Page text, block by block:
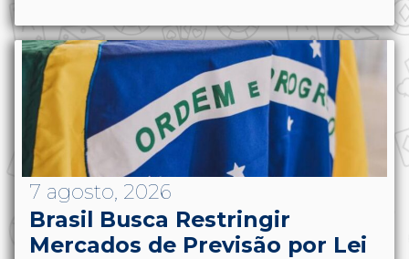
7 agosto, 2026
Brasil Busca Restringir
Mercados de Previsão por Lei